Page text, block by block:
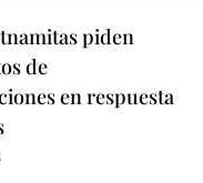
piden
de
en respuesta